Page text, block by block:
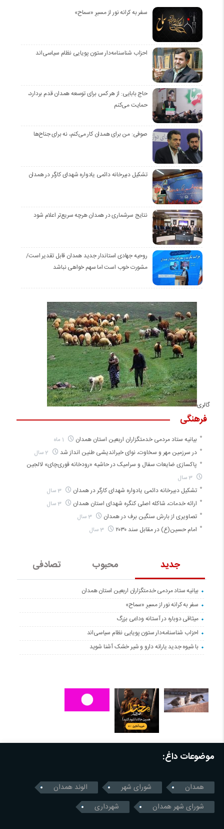
سفر به کرانه‌ نور از مسیرِ «سماح»
احزاب شناسنامه‌دار ستون پویایی نظام سیاسی‌اند
حاج بابایی: از هر کس برای توسعه همدان قدم بردارد،
حمایت می‌کنم
صوفی: من برای همدان کار می‌کنم، نه برای جناح‌ها
تشکیل دبیرخانه دائمی یادواره شهدای کارگر در همدان
نتایج سرشماری در همدان هرچه سریع‌تر اعلام شود
روحیه جهادی استاندار جدید همدان قابل تقدیر است/
مشورت خوب است اما سهم خواهی نباشد
گالری
جدید محبوب تصادفی
بیانیه ستاد مردمی خدمتگزاران اربعین استان همدان
سفر به کرانه‌ نور از مسیرِ «سماح»
میثاقی دوباره در آستانه‌ وداعی بزرگ
احزاب شناسنامه‌دار ستون پویایی نظام سیاسی‌اند
با شیوه جدید یارانه دارو و شیر خشک آشنا شوید
فرهنگی
بیانیه ستاد مردمی خدمتگزاران اربعین استان همدان
در سرزمین مهر و سخاوت، نوای خیراندیشی طنین انداز شد
پاکسازی ضایعات سفال و سرامیک در حاشیه «رودخانه قوری‌چای» لالجین
3 سال
تشکیل دبیرخانه دائمی یادواره شهدای کارگر در همدان 3 سال
ارائه خدمات، شاکله اصلی کنگره شهدای استان همدان 3 سال
تصاویری از بارش سنگین برف در همدان 3 سال
امام حسین(ع) در مقابل سند ۲۰۳۰ 3 سال
موضوعات داغ:
همدان شورای شهر
الوند همدان
شورای شهر همدان
شهرداری